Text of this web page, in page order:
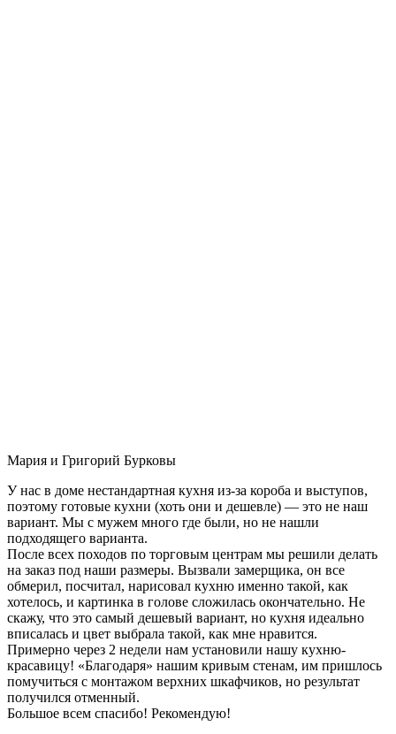
Мария и Григорий Бурковы
У нас в доме нестандартная кухня из-за короба и выступов,
поэтому готовые кухни (хоть они и дешевле) — это не наш
вариант. Мы с мужем много где были, но не нашли
подходящего варианта.
После всех походов по торговым центрам мы решили делать
на заказ под наши размеры. Вызвали замерщика, он все
обмерил, посчитал, нарисовал кухню именно такой, как
хотелось, и картинка в голове сложилась окончательно. Не
скажу, что это самый дешевый вариант, но кухня идеально
вписалась и цвет выбрала такой, как мне нравится.
Примерно через 2 недели нам установили нашу кухню-
красавицу! «Благодаря» нашим кривым стенам, им пришлось
помучиться с монтажом верхних шкафчиков, но результат
получился отменный.
Большое всем спасибо! Рекомендую!